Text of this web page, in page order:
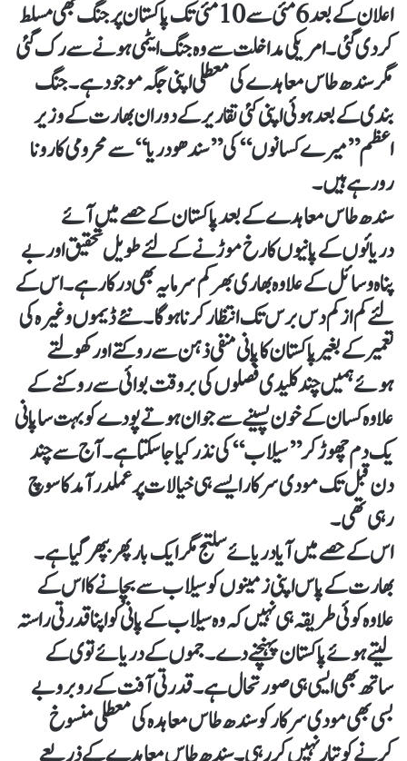
اعلان کے بعد 6مئی سے 10مئی تک پاکستان پر جنگ بھی مسلط
کردی گئی۔ امریکی مداخلت سے وہ جنگ ایٹمی ہونے سے رک گئی
مگر سندھ طاس معاہدے کی معطلی اپنی جگہ موجود ہے۔ جنگ
بندی کے بعد ہوئی اپنی کئی تقاریر کے دوران بھارت کے وزیر
اعظم ’’میرے کسانوں‘‘ کی ’’سندھودریا‘‘ سے محرومی کا رونا
رورہے ہیں۔
سندھ طاس معاہدے کے بعد پاکستان کے حصے میں آئے
دریائوں کے پانیوں کا رخ موڑنے کے لئے طویل تحقیق اور بے
پناہ وسائل کے علاوہ بھاری بھر کم سرمایہ بھی درکار ہے۔ اس کے
لئے کم ازکم دس برس تک انتظار کرناہو گا۔ نئے ڈیموں وغیرہ کی
تعمیر کے بغیر پاکستان کا پانی منفی ذہن سے روکتے اور کھولتے
ہوئے ہمیں چند کلیدی فصلوں کی بروقت بوائی سے روکنے کے
علاوہ کسان کے خون پسینے سے جوان ہوتے پودے کو بہت سا پانی
یک دم چھوڑ کر ’’سیلاب‘‘ کی نذر کیا جاسکتا ہے۔ آج سے چند
دن قبل تک مودی سرکار ایسے ہی خیالات پر عملدرآمد کا سوچ
رہی تھی۔
اس کے حصے میں آیا دریائے سلتج مگر ایک بار پھر بپھرگیا ہے۔
بھارت کے پاس اپنی زمینوں کو سیلاب سے بچانے کا اس کے
علاوہ کوئی طریقہ ہی نہیں کہ وہ سیلاب کے پانی کو اپنا قدرتی راستہ
لیتے ہوئے پاکستان پہنچنے دے۔ جموں کے دریائے توی کے
ساتھ بھی ایسی ہی صورتحال ہے۔ قدرتی آفت کے روبرو بے
بسی بھی مودی سرکار کو سندھ طاس معاہدہ کی معطلی منسوخ